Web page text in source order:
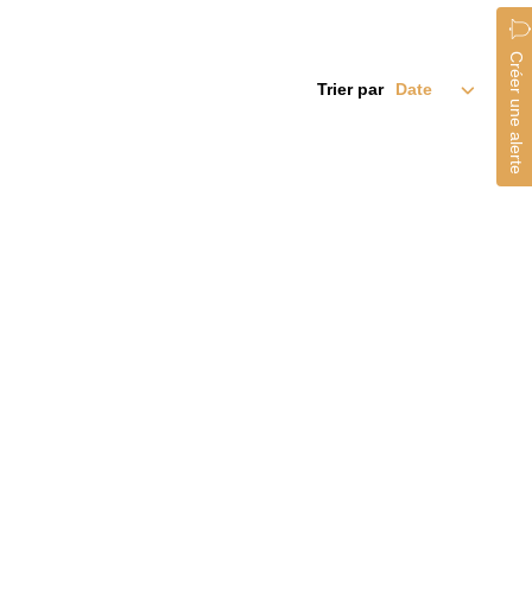
Créer une alerte
Trier par